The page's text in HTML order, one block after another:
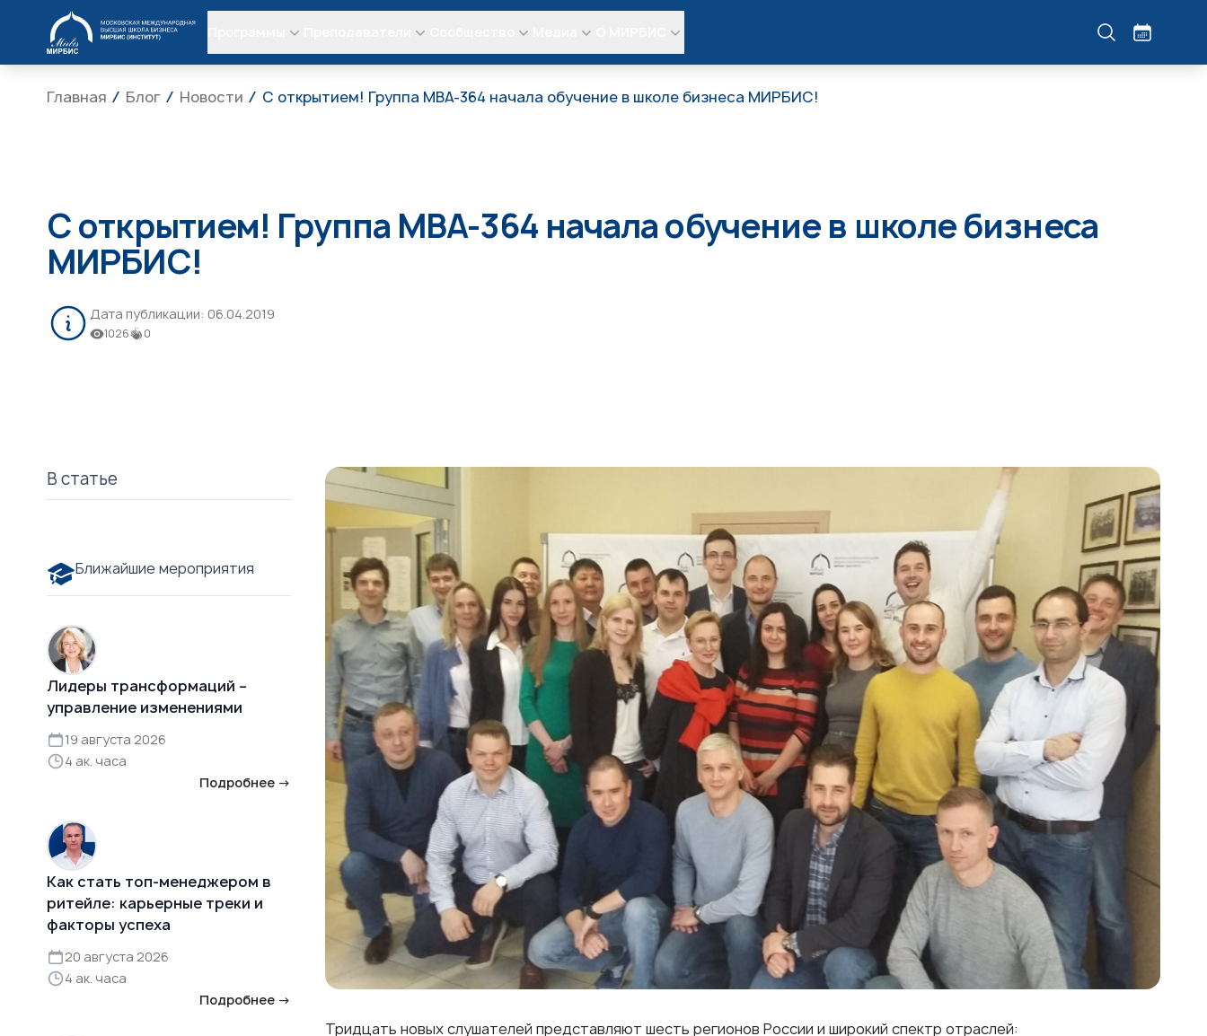
МИРБИС
Главная Блог Новости С открытием! Группа МВА-364 начала обучение в школе бизнеса МИРБИС!
С открытием! Группа МВА-364 начала обучение в школе бизнеса
МИРБИС!
Дата публикации: 06.04.2019
1026 0
В статье
Тридцать новых слушателей представляют шесть регионов России и широкий спектр отраслей:
Ближайшие мероприятия
Лидеры трансформаций –
управление изменениями
19 августа 2026
4 ак. часа
Подробнее →
Как стать топ-менеджером в
ритейле: карьерные треки и
факторы успеха
20 августа 2026
4 ак. часа
Подробнее →